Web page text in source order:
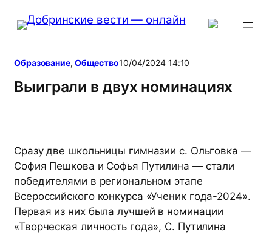
Перейти
Образование, Общество10/04/2024 14:10
Выиграли в двух номинациях
Сразу две школьницы гимназии с. Ольговка —
София Пешкова и Софья Путилина — стали
победителями в региональном этапе
Всероссийского конкурса «Ученик года-2024».
Первая из них была лучшей в номинации
«Творческая личность года», С. Путилина